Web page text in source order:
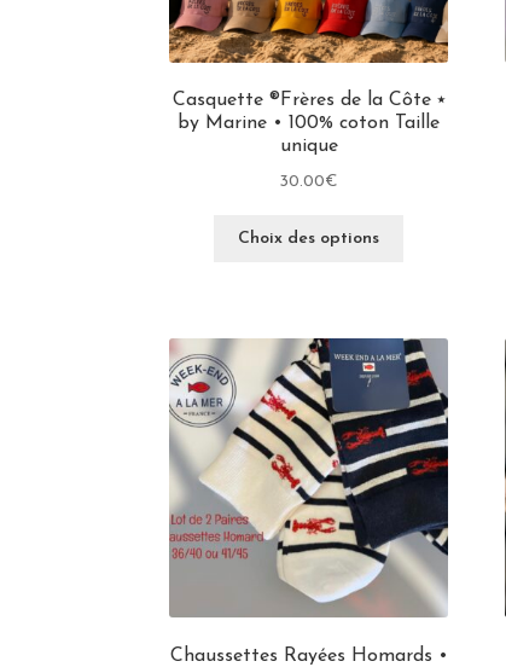
Casquette ®Frères de la Côte ⭑
by Marine • 100% coton Taille
unique
30.00€
Choix des options
Chaussettes Rayées Homards •